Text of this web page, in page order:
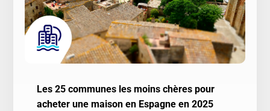
Les 25 communes les moins chères pour
acheter une maison en Espagne en 2025